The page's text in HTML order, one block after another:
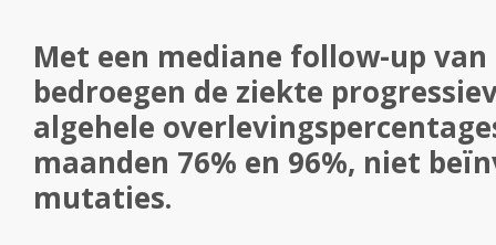
Met een mediane follow-up van
bedroegen de ziekte
algehele
maanden 76% en 96%, niet
mutaties.